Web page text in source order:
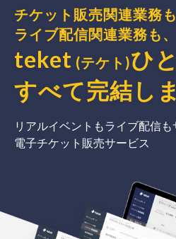
チケット販売関連業務も
ライブ配信関連業務も、
teket (テケト)ひ
すべて完結 し
リアルイベントもライブ配信も
電子チケット販売サービス